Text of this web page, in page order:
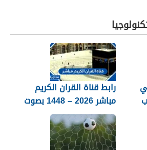
رابط قناة القران الكريم
مباشر 2026 – 1448 بصوت
جميل